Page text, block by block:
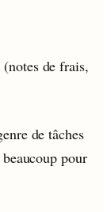
de frais,
de tâches
pour